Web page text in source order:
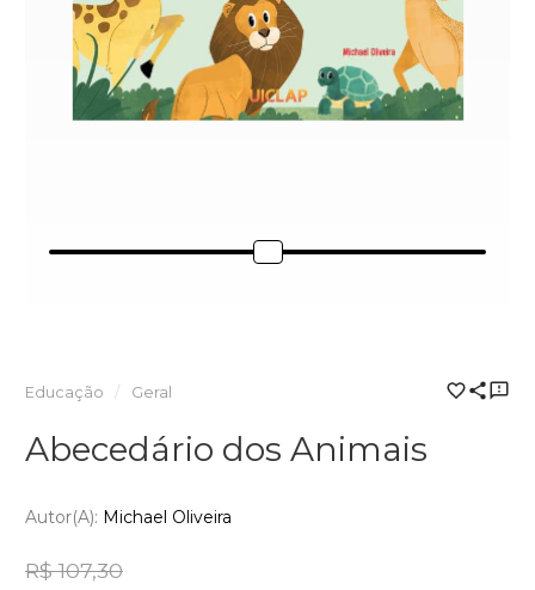
Educação Geral
Abecedário dos Animais
Autor(a): Michael Oliveira
R$ 107,30